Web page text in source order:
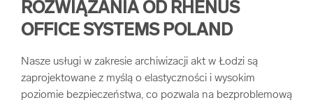
Usługi digitalizacjyjne
Osuszanie dokumentów arrow_forward
ROZWIĄZANIA OD RHENUS
OFFICE SYSTEMS POLAND
Nasze usługi w zakresie archiwizacji akt w Łodzi są
zaprojektowane z myślą o elastyczności i wysokim
poziomie bezpieczeństwa, co pozwala na bezproblemową